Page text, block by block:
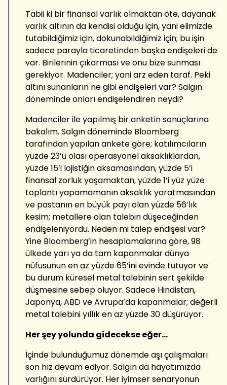
Tabii ki bir finansal varlık olmaktan öte, dayanak
varlık altının da kendisi olduğu için, yani elimizde
tutabildiğimiz için, dokunabildiğimiz için; bu işin
sadece parayla ticaretinden başka endişeleri de
var. Birilerinin çıkarması ve onu bize sunması
gerekiyor. Madenciler; yani arz eden taraf. Peki
altını sunanların ne gibi endişeleri var? Salgın
döneminde onları endişelendiren neydi?
Madenciler ile yapılmış bir anketin sonuçlarına
bakalım. Salgın döneminde Bloomberg
tarafından yapılan ankete göre; katılımcıların
yüzde 23’ü olası operasyonel aksaklıklardan,
yüzde 15’i lojistiğin aksamasından, yüzde 5’i
finansal zorluk yaşamaktan, yüzde 1’i yüz yüze
toplantı yapamamanın aksaklık yaratmasından
ve pastanın en büyük payı olan yüzde 56’lık
kesim; metallere olan talebin düşeceğinden
endişeleniyordu. Neden mi talep endişesi var?
Yine Bloomberg’in hesaplamalarına göre, 98
ülkede yarı ya da tam kapanmalar dünya
nüfusunun en az yüzde 65’ini evinde tutuyor ve
bu durum küresel metal talebinin sert şekilde
düşmesine sebep oluyor. Sadece Hindistan,
Japonya, ABD ve Avrupa’da kapanmalar; değerli
metal talebini yıllık en az yüzde 30 düşürüyor.
Her şey yolunda gidecekse eğer...
İçinde bulunduğumuz dönemde aşı çalışmaları
son hız devam ediyor. Salgın da hayatımızda
varlığını sürdürüyor. Her iyimser senaryonun